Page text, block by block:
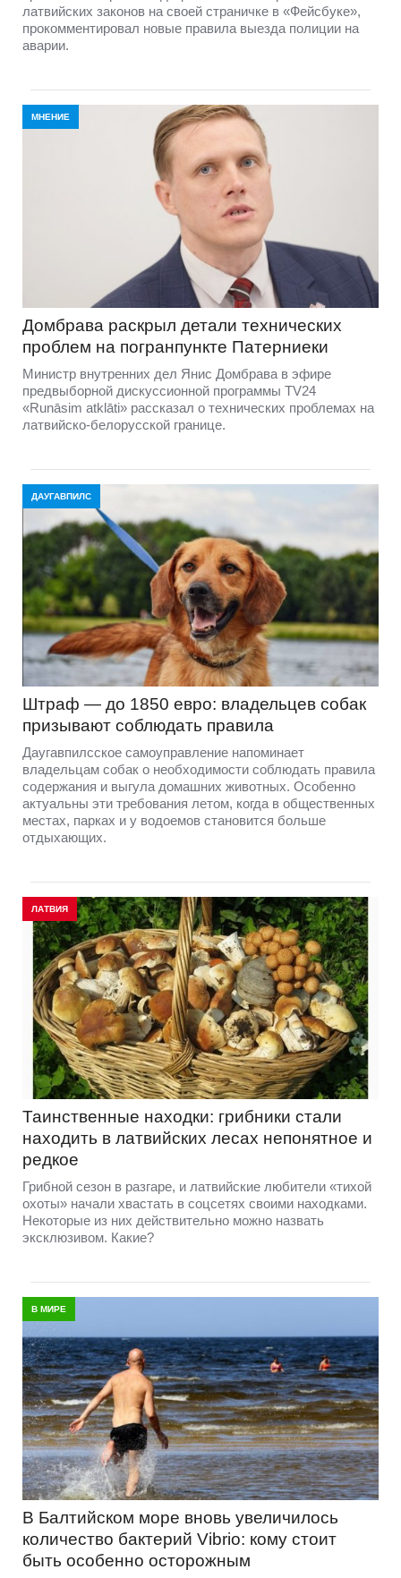
латвийских законов на своей страничке в «Фейсбуке»,
прокомментировал новые правила выезда полиции на
аварии.
МНЕНИЕ
Домбравa раскрыл детали технических
проблем на погранпункте Патерниеки
Министр внутренних дел Янис Домбрава в эфире
предвыборной дискуссионной программы TV24
«Runāsim atklāti» рассказал о технических проблемах на
латвийско-белорусской границе.
ДАУГАВПИЛС
Штраф — до 1850 евро: владельцев собак
призывают соблюдать правила
Даугавпилсское самоуправление напоминает
владельцам собак о необходимости соблюдать правила
содержания и выгула домашних животных. Особенно
актуальны эти требования летом, когда в общественных
местах, парках и у водоемов становится больше
отдыхающих.
ЛАТВИЯ
Таинственные находки: грибники стали
находить в латвийских лесах непонятное и
редкое
Грибной сезон в разгаре, и латвийские любители «тихой
охоты» начали хвастать в соцсетях своими находками.
Некоторые из них действительно можно назвать
эксклюзивом. Какие?
В МИРЕ
В Балтийском море вновь увеличилось
количество бактерий Vibrio: кому стоит
быть особенно осторожным